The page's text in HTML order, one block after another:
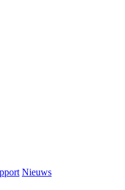
Nieuws